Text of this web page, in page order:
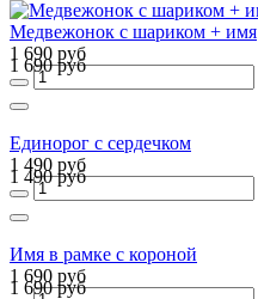
Медвежонок с шариком + имя
1 690 руб
1 690 руб
Единорог с сердечком
1 490 руб
1 490 руб
Имя в рамке с короной
1 690 руб
1 690 руб